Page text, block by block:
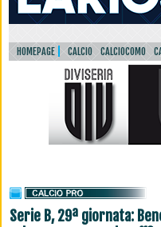
HOMEPAGE CALCIO CALCIOCOMO
Serie B, 29ª giornata: